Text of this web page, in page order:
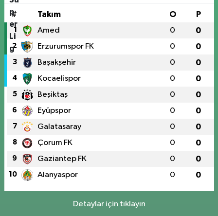
# Takım O P
1 Amed 0 0
2 Erzurumspor FK 0 0
3 Başakşehir 0 0
4 Kocaelispor 0 0
5 Beşiktaş 0 0
6 Eyüpspor 0 0
7 Galatasaray 0 0
8 Çorum FK 0 0
9 Gaziantep FK 0 0
10 Alanyaspor 0 0
Detaylar için tıklayın